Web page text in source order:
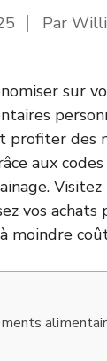
Par
sur
profiter des
aux
vos achats
moindre